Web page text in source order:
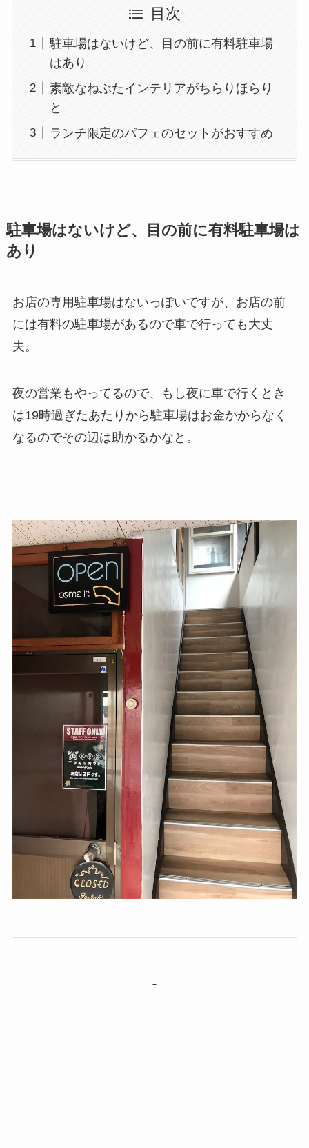
目次
駐車場はないけど、目の前に有料駐車場
はあり
素敵なねぶたインテリアがちらりほらり
と
ランチ限定のパフェのセットがおすすめ
駐車場はないけど、目の前に有料駐車場は
あり
お店の専用駐車場はないっぽいですが、お店の前
には有料の駐車場があるので車で行っても大丈
夫。
夜の営業もやってるので、もし夜に車で行くとき
は19時過ぎたあたりから駐車場はお金かからなく
なるのでその辺は助かるかなと。